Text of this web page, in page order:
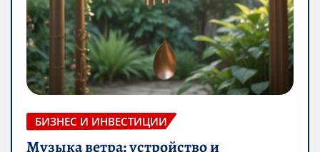
БИЗНЕС И ИНВЕСТИЦИИ
Музыка ветра: устройство и